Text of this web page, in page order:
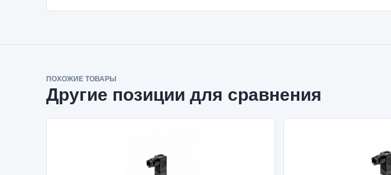
ПОХОЖИЕ ТОВАРЫ
Другие позиции для сравнения